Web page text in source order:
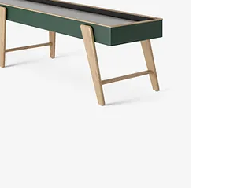
tidlös design för miljöer där
umgås och inspireras.